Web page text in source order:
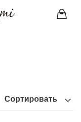
Сортировать